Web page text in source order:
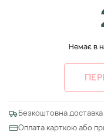
Немає в
Безкоштовна доставка
Оплата карткою або